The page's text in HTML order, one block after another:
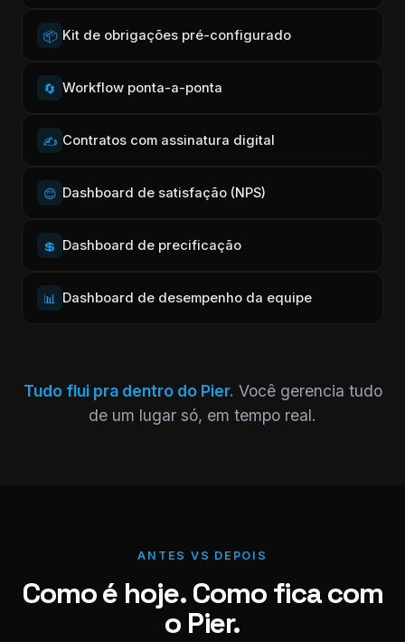
📦 Kit de obrigações pré-configurado
🔄 Workflow ponta-a-ponta
✍️ Contratos com assinatura digital
😊 Dashboard de satisfação (NPS)
💲 Dashboard de precificação
📊 Dashboard de desempenho da equipe
Tudo flui pra dentro do Pier. Você gerencia tudo
de um lugar só, em tempo real.
ANTES VS DEPOIS
Como é hoje. Como fica com
o Pier.